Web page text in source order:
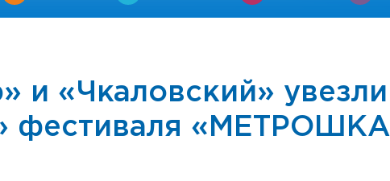
и «Чкаловский» увезли
фестиваля «МЕТРОШКА